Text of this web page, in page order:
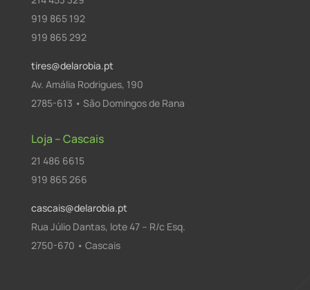
919 865 192
919 865 292
tires@delarobia.pt
Av. Amália Rodrigues, 190
2785-613 • São Domingos de Rana
Loja – Cascais
21 486 6615
919 865 266
cascais@delarobia.pt
Rua Júlio Dantas, lote 47 – R/c Esq.
2750-670 • Cascais